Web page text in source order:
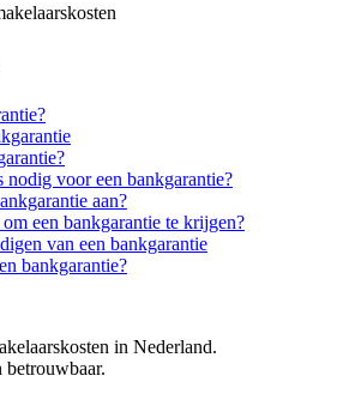
voor een bankgarantie?
aan?
een bankgarantie te krijgen?
van een bankgarantie
bankgarantie?
in Nederland.